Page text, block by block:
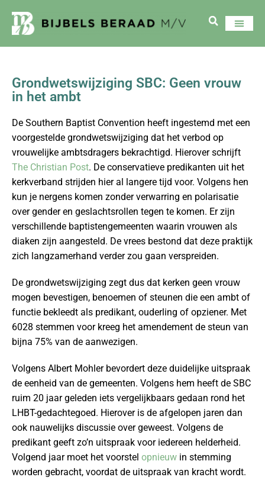
Grondwetswijziging SBC: Geen vrouw
in het ambt
De Southern Baptist Convention heeft ingestemd met een
voorgestelde grondwetswijziging dat het verbod op
vrouwelijke ambtsdragers bekrachtigd. Hierover schrijft
The Christian Post. De conservatieve predikanten uit het
kerkverband strijden hier al langere tijd voor. Volgens hen
kun je nergens komen zonder verwarring en polarisatie
over gender en geslachtsrollen tegen te komen. Er zijn
verschillende baptistengemeenten waarin vrouwen als
diaken zijn aangesteld. De vrees bestond dat deze praktijk
zich langzamerhand verder zou gaan verspreiden.
De grondwetswijziging zegt dus dat kerken geen vrouw
mogen bevestigen, benoemen of steunen die een ambt of
functie bekleedt als predikant, ouderling of opziener. Met
6028 stemmen voor kreeg het amendement de steun van
bijna 75% van de aanwezigen.
Volgens Albert Mohler bevordert deze duidelijke uitspraak
de eenheid van de gemeenten. Volgens hem heeft de SBC
ruim 20 jaar geleden iets vergelijkbaars gedaan rond het
LHBT-gedachtegoed. Hierover is de afgelopen jaren dan
ook nauwelijks discussie over geweest. Volgens de
predikant geeft zo’n uitspraak voor iedereen helderheid.
Volgend jaar moet het voorstel opnieuw in stemming
worden gebracht, voordat de uitspraak van kracht wordt.